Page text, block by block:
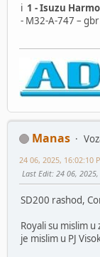
i 1 - Isuzu
- M32-A-747 –
Manas
24 06, 2025, 16:02:10
Last Edit: 24 06, 2025,
SD200 rashod,
Royali su mislim
je mislim u PJ